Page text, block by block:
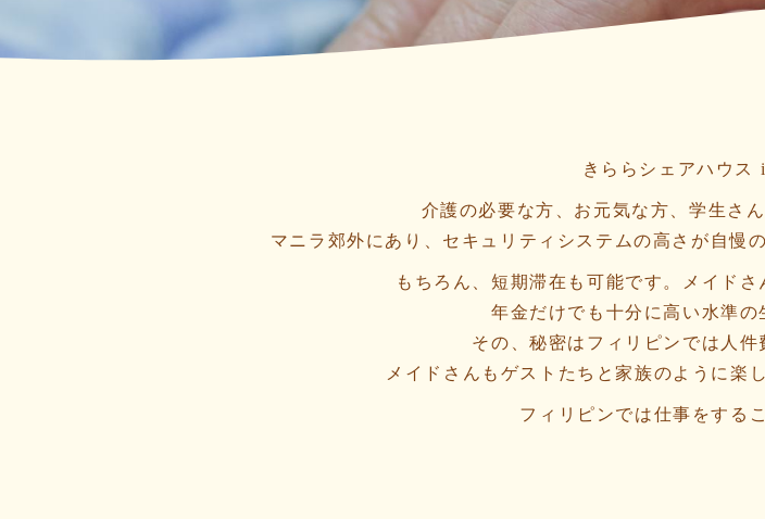
きららシェアハウス
介護の必要な方、お元気な方、学生さ
マニラ郊外にあり、セキュリティシステムの高さが自慢
もちろん、短期滞在も可能です。メイド
年金だけでも十分に高い水準の
その、秘密はフィリピンでは人件
メイドさんもゲストたちと家族のように楽
フィリピンでは仕事をする